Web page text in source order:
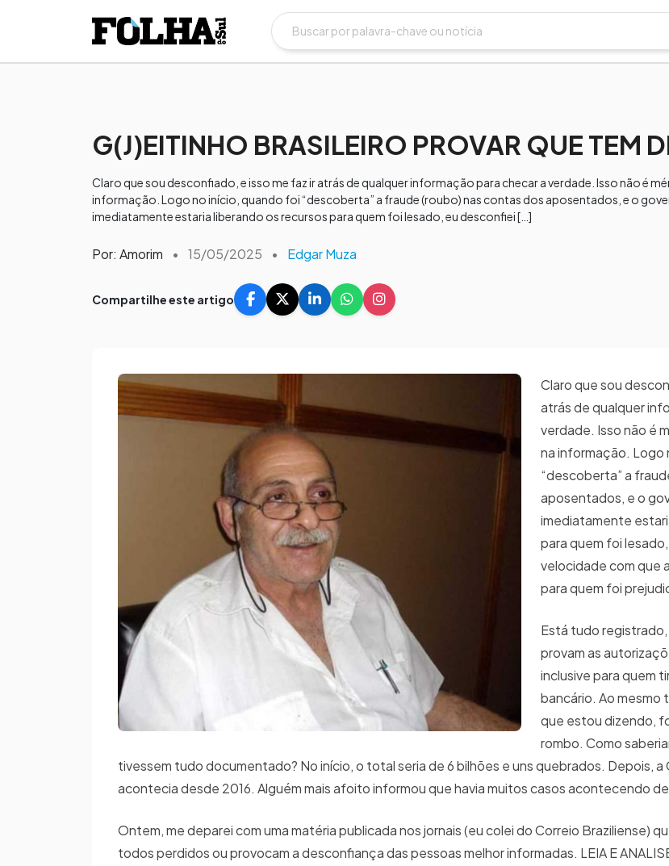
G(J)EITINHO BRASILEIRO PROVAR QUE TEM
Claro que sou desconfiado, e isso me faz ir atrás de qualquer informação para checar a verdade. Isso não é
informação. Logo no início, quando foi “descoberta” a fraude (roubo) nas contas dos aposentados, e o
imediatamente estaria liberando os recursos para quem foi lesado, eu desconfiei […]
Por: Amorim • 15/05/2025 • Edgar Muza
Compartilhe este artigo
Claro que sou
atrás de qualquer
verdade. Isso não é
na informação. Logo
“descoberta” a
aposentados, e o
imediatamente
para quem foi
velocidade com que
para quem foi
Está tudo
provam as
inclusive para quem
bancário. Ao mesmo
que estou dizendo,
rombo. Como
tivessem tudo documentado? No início, o total seria de 6 bilhões e uns quebrados. Depois, a
acontecia desde 2016. Alguém mais afoito informou que havia muitos casos acontecendo
Ontem, me deparei com uma matéria publicada nos jornais (eu colei do Correio Braziliense)
todos perdidos ou provocam a desconfiança das pessoas melhor informadas. LEIA E